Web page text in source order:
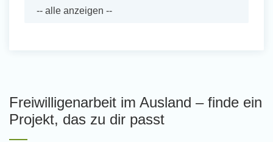
Freiwilligenarbeit im Ausland – finde ein
Projekt, das zu dir passt